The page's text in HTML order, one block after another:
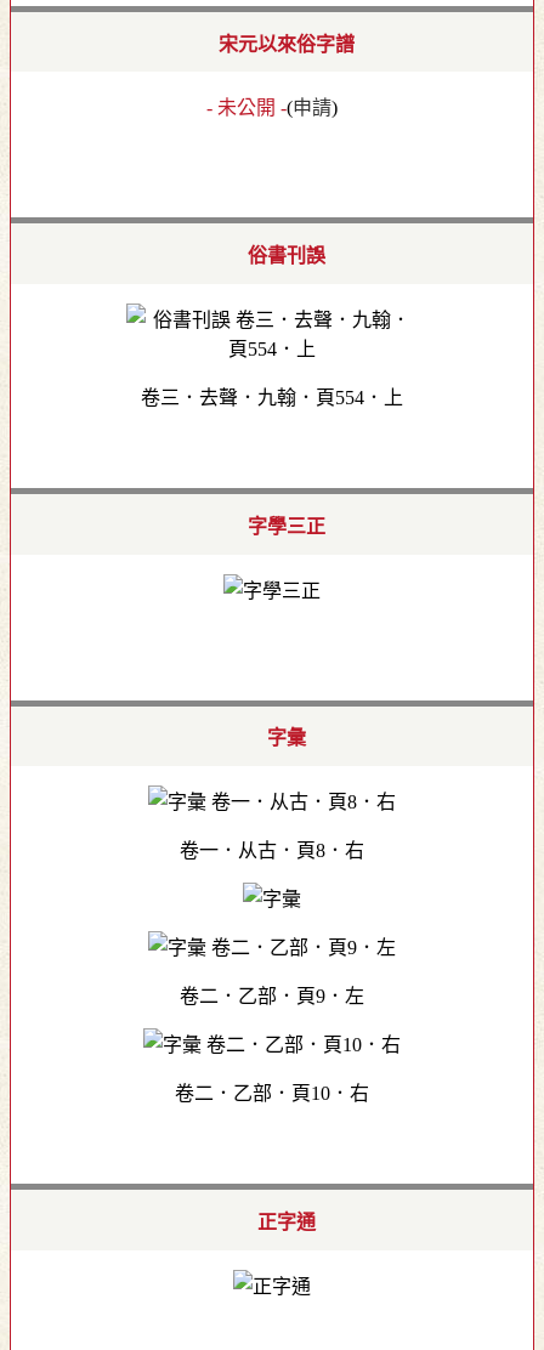
宋元以來俗字譜
- 未公開 -(申請)
俗書刊誤
卷三．去聲．九翰．頁554．上
字學三正
字彙
卷一．从古．頁8．右
卷二．乙部．頁9．左
卷二．乙部．頁10．右
正字通